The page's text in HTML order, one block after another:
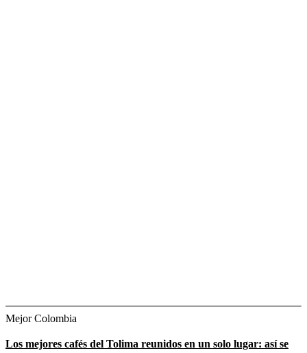
Mejor Colombia
Los mejores cafés del Tolima reunidos en un solo lugar: así se